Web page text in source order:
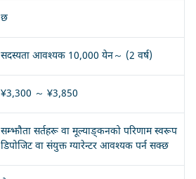
छ
सदस्यता आवश्यक 10,000 येन～ (2 वर्ष)
¥3,300 ～ ¥3,850
सम्झौता सर्तहरू वा मूल्याङ्कनको परिणाम स्वरूप
डिपोजिट वा संयुक्त ग्यारेन्टर आवश्यक पर्न सक्छ